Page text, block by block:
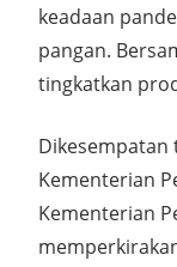
keadaan
pangan.
tingkatkan
Dikesempatan
Kementerian
Kementerian